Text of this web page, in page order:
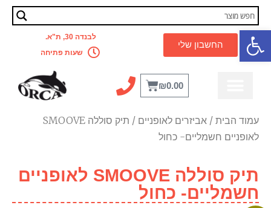
פתח סרגל נגישותהחשבון שלי
לבנדה 30, ת"א.
שעות פתיחה
₪0.00
עמוד הבית / אביזרים לאופניים
/ תיק סוללה SMOOVE
לאופניים חשמליים- כחול
תיק סוללה SMOOVE לאופניים
חשמליים- כחול